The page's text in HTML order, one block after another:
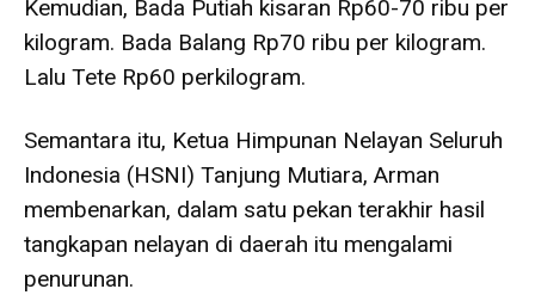
Kemudian, Bada Putiah kisaran Rp60-70 ribu per
kilogram. Bada Balang Rp70 ribu per kilogram.
Lalu Tete Rp60 perkilogram.
Semantara itu, Ketua Himpunan Nelayan Seluruh
Indonesia (HSNI) Tanjung Mutiara, Arman
membenarkan, dalam satu pekan terakhir hasil
tangkapan nelayan di daerah itu mengalami
penurunan.